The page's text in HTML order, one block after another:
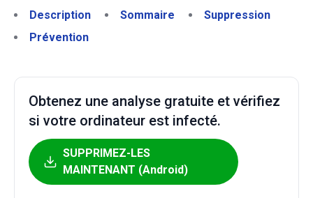
Description
Sommaire
Suppression
Prévention
Obtenez une analyse gratuite et vérifiez
si votre ordinateur est infecté.
SUPPRIMEZ-LES
MAINTENANT (Android)